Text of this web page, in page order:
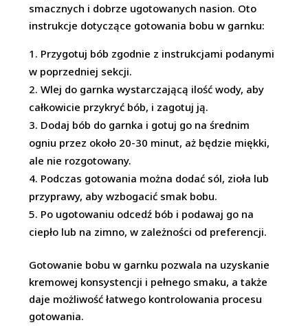
smacznych i dobrze ugotowanych nasion. Oto
instrukcje dotyczące gotowania bobu w garnku:
Przygotuj bób zgodnie z instrukcjami podanymi
w poprzedniej sekcji.
Wlej do garnka wystarczającą ilość wody, aby
całkowicie przykryć bób, i zagotuj ją.
Dodaj bób do garnka i gotuj go na średnim
ogniu przez około 20-30 minut, aż będzie miękki,
ale nie rozgotowany.
Podczas gotowania można dodać sól, zioła lub
przyprawy, aby wzbogacić smak bobu.
Po ugotowaniu odcedź bób i podawaj go na
ciepło lub na zimno, w zależności od preferencji.
Gotowanie bobu w garnku pozwala na uzyskanie
kremowej konsystencji i pełnego smaku, a także
daje możliwość łatwego kontrolowania procesu
gotowania.